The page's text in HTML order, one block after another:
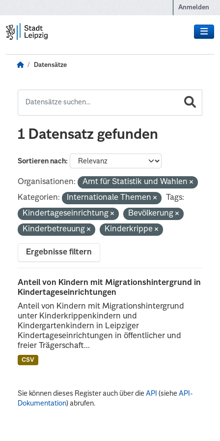
Anmelden
Datensätze
1 Datensatz gefunden
Sortieren nach
Organisationen:
Amt für Statistik und Wahlen
Kategorien:
Internationale Themen
Tags:
Kindertageseinrichtung
Bevölkerung
Kinderbetreuung
Kinderkrippe
Ergebnisse filtern
Anteil von Kindern mit Migrationshintergrund in
Kindertageseinrichtungen
Anteil von Kindern mit Migrationshintergrund
unter Kinderkrippenkindern und
Kindergartenkindern in Leipziger
Kindertageseinrichtungen in öffentlicher und
freier Trägerschaft...
CSV
Sie können dieses Register auch über dieAPI (sieheAPI-
Dokumentation) abrufen.